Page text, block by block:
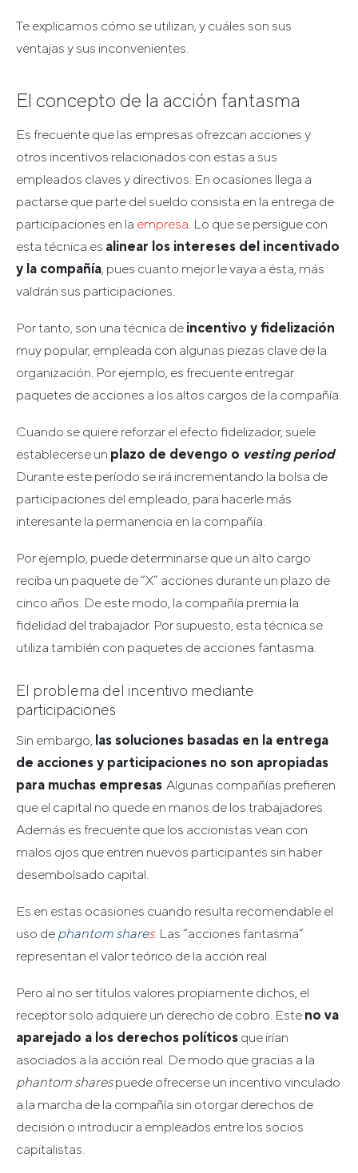
Te explicamos cómo se utilizan, y cuáles son sus
ventajas y sus inconvenientes.
El concepto de la acción fantasma
Es frecuente que las empresas ofrezcan acciones y
otros incentivos relacionados con estas a sus
empleados claves y directivos. En ocasiones llega a
pactarse que parte del sueldo consista en la entrega de
participaciones en la empresa. Lo que se persigue con
esta técnica es alinear los intereses del incentivado
y la compañía, pues cuanto mejor le vaya a ésta, más
valdrán sus participaciones.
Por tanto, son una técnica de incentivo y fidelización
muy popular, empleada con algunas piezas clave de la
organización. Por ejemplo, es frecuente entregar
paquetes de acciones a los altos cargos de la compañía.
Cuando se quiere reforzar el efecto fidelizador, suele
establecerse un plazo de devengo o vesting period.
Durante este período se irá incrementando la bolsa de
participaciones del empleado, para hacerle más
interesante la permanencia en la compañía.
Por ejemplo, puede determinarse que un alto cargo
reciba un paquete de “X” acciones durante un plazo de
cinco años. De este modo, la compañía premia la
fidelidad del trabajador. Por supuesto, esta técnica se
utiliza también con paquetes de acciones fantasma.
El problema del incentivo mediante
participaciones
Sin embargo, las soluciones basadas en la entrega
de acciones y participaciones no son apropiadas
para muchas empresas. Algunas compañías prefieren
que el capital no quede en manos de los trabajadores.
Además es frecuente que los accionistas vean con
malos ojos que entren nuevos participantes sin haber
desembolsado capital.
Es en estas ocasiones cuando resulta recomendable el
uso de phantom shares. Las “acciones fantasma”
representan el valor teórico de la acción real.
Pero al no ser títulos valores propiamente dichos, el
receptor solo adquiere un derecho de cobro. Este no va
aparejado a los derechos políticos que irían
asociados a la acción real. De modo que gracias a la
phantom sharespuede ofrecerse un incentivo vinculado
a la marcha de la compañía sin otorgar derechos de
decisión o introducir a empleados entre los socios
capitalistas.